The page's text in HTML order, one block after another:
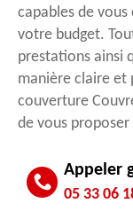
capables de
votre budget.
prestations ainsi
manière claire et
couverture
de vous
Appeler
05 33 06